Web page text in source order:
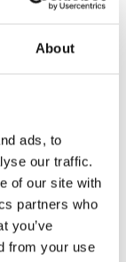
About
ads, to
our traffic.
of our site with
partners who
you’ve
from your use